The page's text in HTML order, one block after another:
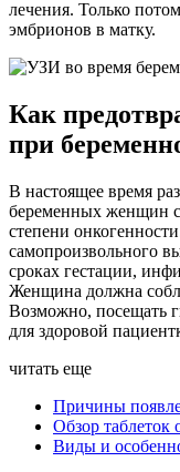
лечения. Только
эмбрионов в матку.
Как
при
В настоящее время
беременных женщин с
степени
самопроизвольного
сроках гестации,
Женщина должна
Возможно, посещать
для здоровой
читать еще
Причины
Обзор таблеток
Виды и